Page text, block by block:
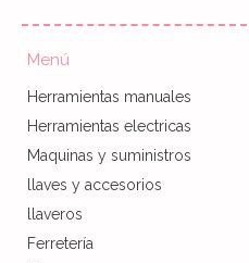
Menú
Herramientas manuales
Herramientas electricas
Maquinas y suministros
llaves y accesorios
llaveros
Ferretería